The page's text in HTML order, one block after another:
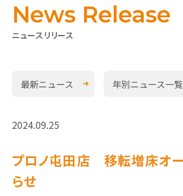
ニュースリリース
News Release
最新ニュース 年別ニュース一覧
2024.09.25
プロノ屯田店 移転増床オ
らせ